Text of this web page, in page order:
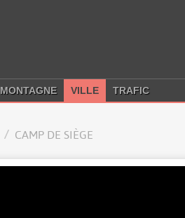
MONTAGNE VILLE TRAFIC
CAMP DE SIÈGE